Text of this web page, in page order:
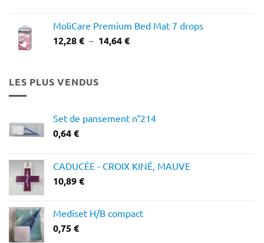
MoliCare Premium Bed Mat 7 drops
12,28€ – 14,64€Plage
LES PLUS VENDUS
Set de pansement n°214
0,64€
CADUCÉE - CROIX KINÉ, MAUVE
10,89€
Mediset H/B compact
0,75€